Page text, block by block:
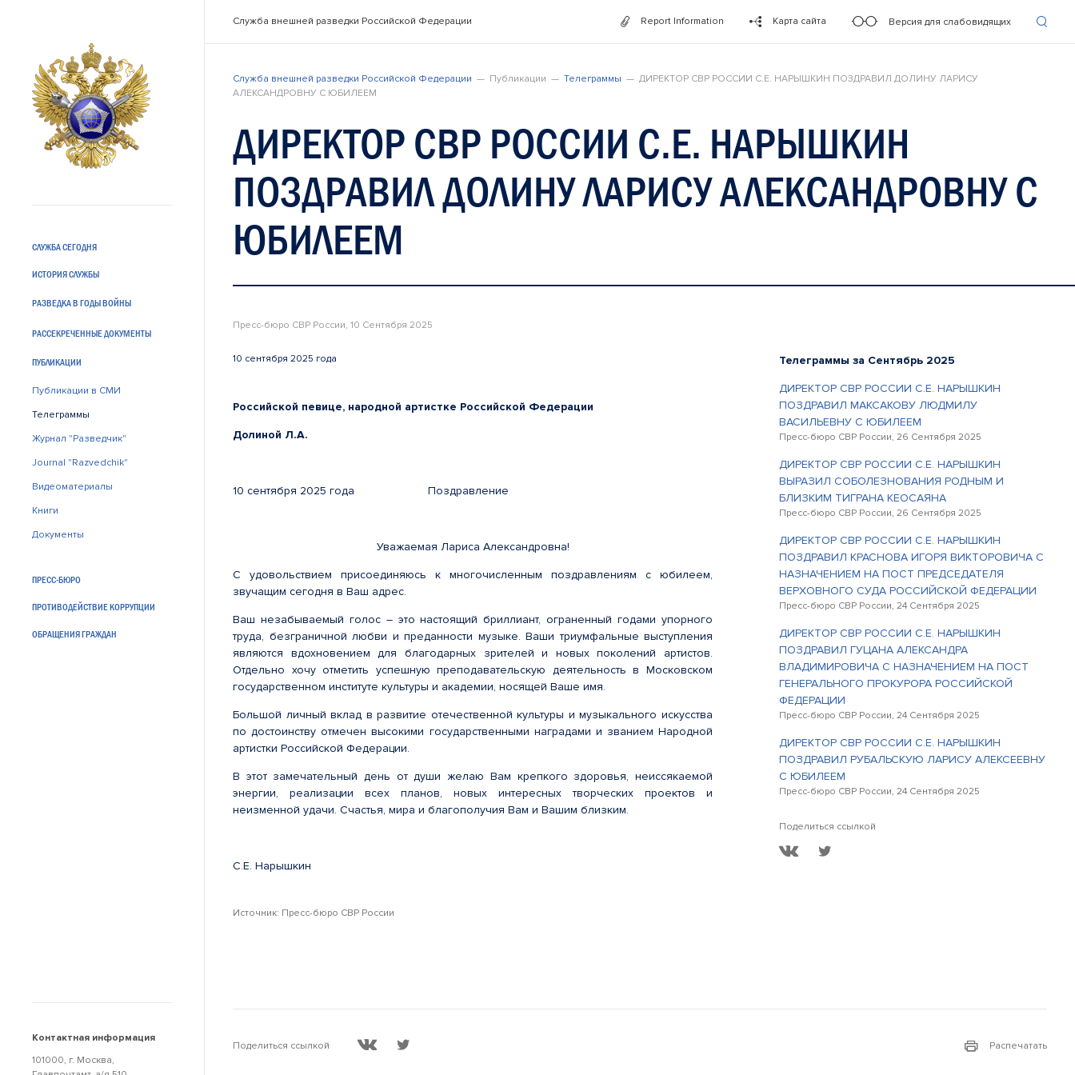
СЛУЖБА СЕГОДНЯ
ИСТОРИЯ СЛУЖБЫ
РАЗВЕДКА В ГОДЫ ВОЙНЫ
РАССЕКРЕЧЕННЫЕ ДОКУМЕНТЫ
ПУБЛИКАЦИИ
Публикации в СМИ
Телеграммы
Журнал "Разведчик"
Journal "Razvedchik"
Видеоматериалы
Книги
Документы
ПРЕСС-БЮРО
ПРОТИВОДЕЙСТВИЕ КОРРУПЦИИ
ОБРАЩЕНИЯ ГРАЖДАН
Контактная информация
101000, г. Москва,
Служба внешней разведки Российской Федерации Report Information Карта сайта Версия для слабовидящих
Служба внешней разведки Российской Федерации Публикации Телеграммы
ДИРЕКТОР СВР РОССИИ С.Е. НАРЫШКИН ПОЗДРАВИЛ ДОЛИНУ ЛАРИСУ
АЛЕКСАНДРОВНУ С ЮБИЛЕЕМ
ДИРЕКТОР СВР РОССИИ С.Е. НАРЫШКИН
ПОЗДРАВИЛ ДОЛИНУ ЛАРИСУ АЛЕКСАНДРОВНУ С
ЮБИЛЕЕМ
Пресс-бюро СВР России, 10 Сентября 2025
10 сентября 2025 года
Российской певице, народной артистке Российской Федерации
Долиной Л.А.
10 сентября 2025 года Поздравление
Уважаемая Лариса Александровна!
С удовольствием присоединяюсь к многочисленным поздравлениям с юбилеем,
звучащим сегодня в Ваш адрес.
Ваш незабываемый голос – это настоящий бриллиант, ограненный годами упорного
труда, безграничной любви и преданности музыке. Ваши триумфальные выступления
являются вдохновением для благодарных зрителей и новых поколений артистов.
Отдельно хочу отметить успешную преподавательскую деятельность в Московском
государственном институте культуры и академии, носящей Ваше имя.
Большой личный вклад в развитие отечественной культуры и музыкального искусства
по достоинству отмечен высокими государственными наградами и званием Народной
артистки Российской Федерации.
В этот замечательный день от души желаю Вам крепкого здоровья, неиссякаемой
энергии, реализации всех планов, новых интересных творческих проектов и
неизменной удачи. Счастья, мира и благополучия Вам и Вашим близким.
С.Е. Нарышкин
Источник: Пресс-бюро СВР России
Телеграммы за Сентябрь 2025
ДИРЕКТОР СВР РОССИИ С.Е. НАРЫШКИН
ПОЗДРАВИЛ МАКСАКОВУ ЛЮДМИЛУ
ВАСИЛЬЕВНУ С ЮБИЛЕЕМ
Пресс-бюро СВР России, 26 Сентября 2025
ДИРЕКТОР СВР РОССИИ С.Е. НАРЫШКИН
ВЫРАЗИЛ СОБОЛЕЗНОВАНИЯ РОДНЫМ И
БЛИЗКИМ ТИГРАНА КЕОСАЯНА
Пресс-бюро СВР России, 26 Сентября 2025
ДИРЕКТОР СВР РОССИИ С.Е. НАРЫШКИН
ПОЗДРАВИЛ КРАСНОВА ИГОРЯ ВИКТОРОВИЧА С
НАЗНАЧЕНИЕМ НА ПОСТ ПРЕДСЕДАТЕЛЯ
ВЕРХОВНОГО СУДА РОССИЙСКОЙ ФЕДЕРАЦИИ
Пресс-бюро СВР России, 24 Сентября 2025
ДИРЕКТОР СВР РОССИИ С.Е. НАРЫШКИН
ПОЗДРАВИЛ ГУЦАНА АЛЕКСАНДРА
ВЛАДИМИРОВИЧА С НАЗНАЧЕНИЕМ НА ПОСТ
ГЕНЕРАЛЬНОГО ПРОКУРОРА РОССИЙСКОЙ
ФЕДЕРАЦИИ
Пресс-бюро СВР России, 24 Сентября 2025
ДИРЕКТОР СВР РОССИИ С.Е. НАРЫШКИН
ПОЗДРАВИЛ РУБАЛЬСКУЮ ЛАРИСУ АЛЕКСЕЕВНУ
С ЮБИЛЕЕМ
Пресс-бюро СВР России, 24 Сентября 2025
Поделиться ссылкой
Поделиться ссылкой Распечатать